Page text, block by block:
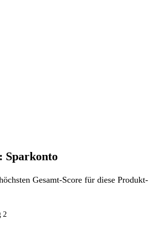
Sparkonto
Gesamt-Score für diese Produkt-
2